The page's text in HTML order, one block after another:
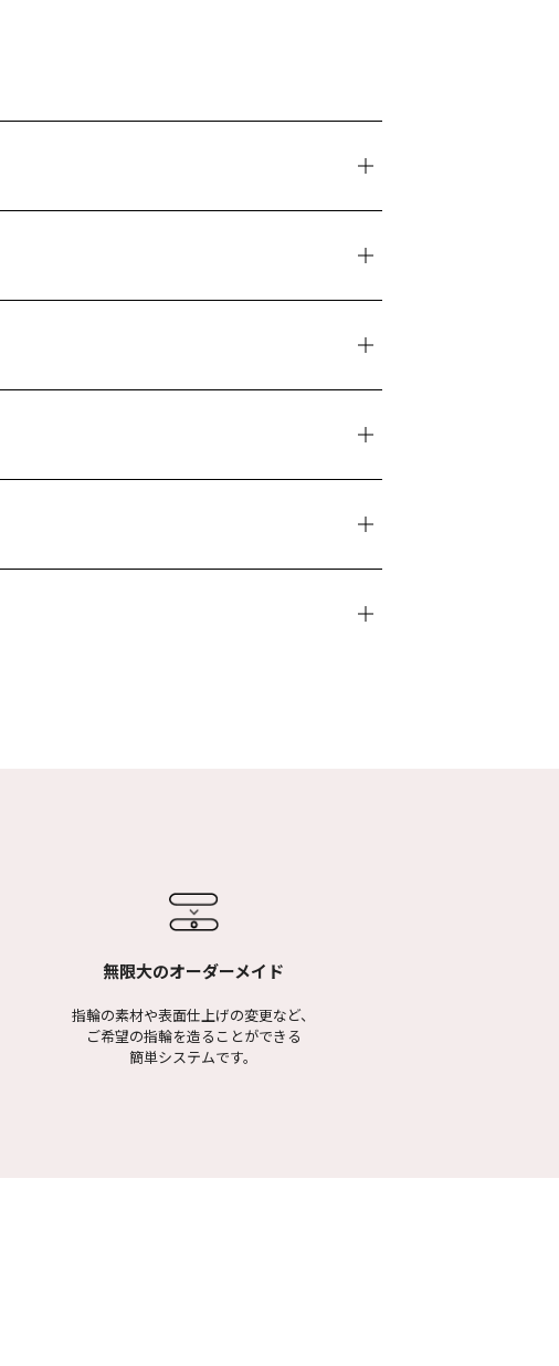
無限大のオーダーメイド
指輪の素材や表面仕上げの変更など、
ご希望の指輪を造ることができる
簡単システムです。